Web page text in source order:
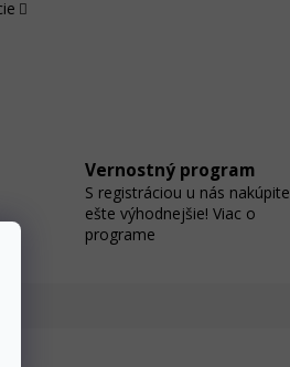
Vernostný program
S registráciou u nás nakúpite
ešte výhodnejšie! Viac o
programe